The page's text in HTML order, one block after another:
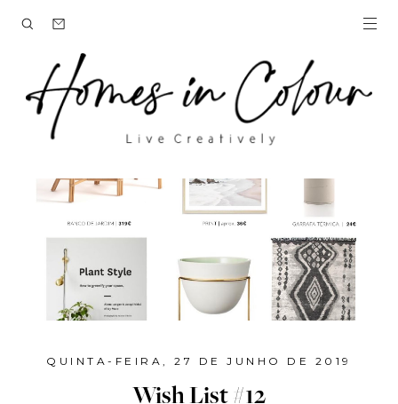
QUINTA-FEIRA, 27 DE JUNHO DE 2019
Wish List #12